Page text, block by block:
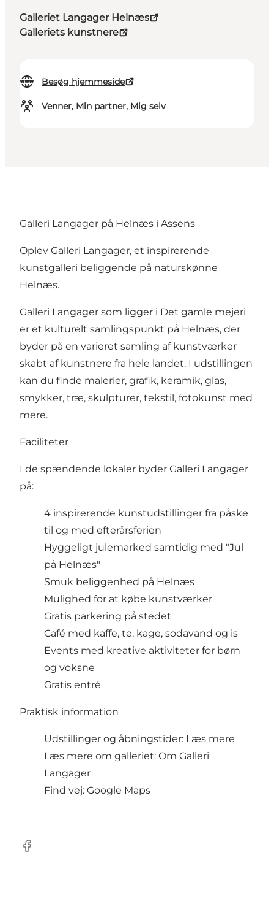
Galleriet Langager Helnæs
Galleriets kunstnere
Besøg hjemmeside
Venner, Min partner, Mig selv
Galleri Langager på Helnæs i Assens
Oplev Galleri Langager, et inspirerende
kunstgalleri beliggende på naturskønne
Helnæs.
Galleri Langager som ligger i Det gamle mejeri
er et kulturelt samlingspunkt på Helnæs, der
byder på en varieret samling af kunstværker
skabt af kunstnere fra hele landet. I udstillingen
kan du finde malerier, grafik, keramik, glas,
smykker, træ, skulpturer, tekstil, fotokunst med
mere.
Faciliteter
I de spændende lokaler byder Galleri Langager
på:
4 inspirerende kunstudstillinger fra påske
til og med efterårsferien
Hyggeligt julemarked samtidig med "Jul
på Helnæs"
Smuk beliggenhed på Helnæs
Mulighed for at købe kunstværker
Gratis parkering på stedet
Café med kaffe, te, kage, sodavand og is
Events med kreative aktiviteter for børn
og voksne
Gratis entré
Praktisk information
Udstillinger og åbningstider: Læs mere
Læs mere om galleriet: Om Galleri
Langager
Find vej: Google Maps
Facebook